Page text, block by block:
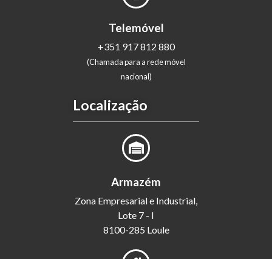
Telemóvel
+351 917 812 880
(Chamada para a rede móvel
nacional)
Localização
Armazém
Zona Empresarial e Industrial,
Lote 7 - I
8100-285 Loule